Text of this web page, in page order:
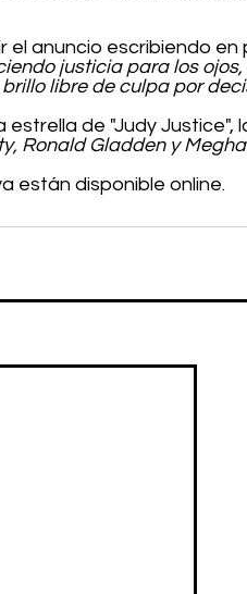
anuncio escribiendo en
justicia para los
libre de culpa por
de "Judy Justice",
Ronald Gladden y
están disponible online.